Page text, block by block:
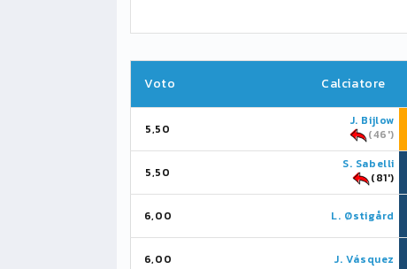
Voto Calciatore
5,50
J. Bijlow
(46')
5,50
S. Sabelli
(81')
6,00 L. Østigård
6,00 J. Vásquez